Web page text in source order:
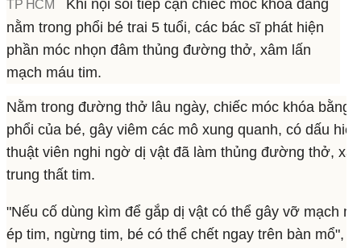
TP HCM
Khi nội soi tiếp cận chiếc móc khóa đang
nằm trong phổi bé trai 5 tuổi, các bác sĩ phát hiện
phần móc nhọn đâm thủng đường thở, xâm lấn
mạch máu tim.
Nằm trong đường thở lâu ngày, chiếc móc khóa bằng
phổi của bé, gây viêm các mô xung quanh, có dấu
thuật viên nghi ngờ dị vật đã làm thủng đường thở,
trung thất tim.
"Nếu cố dùng kìm để gắp dị vật có thể gây vỡ mạch
ép tim, ngừng tim, bé có thể chết ngay trên bàn mổ",